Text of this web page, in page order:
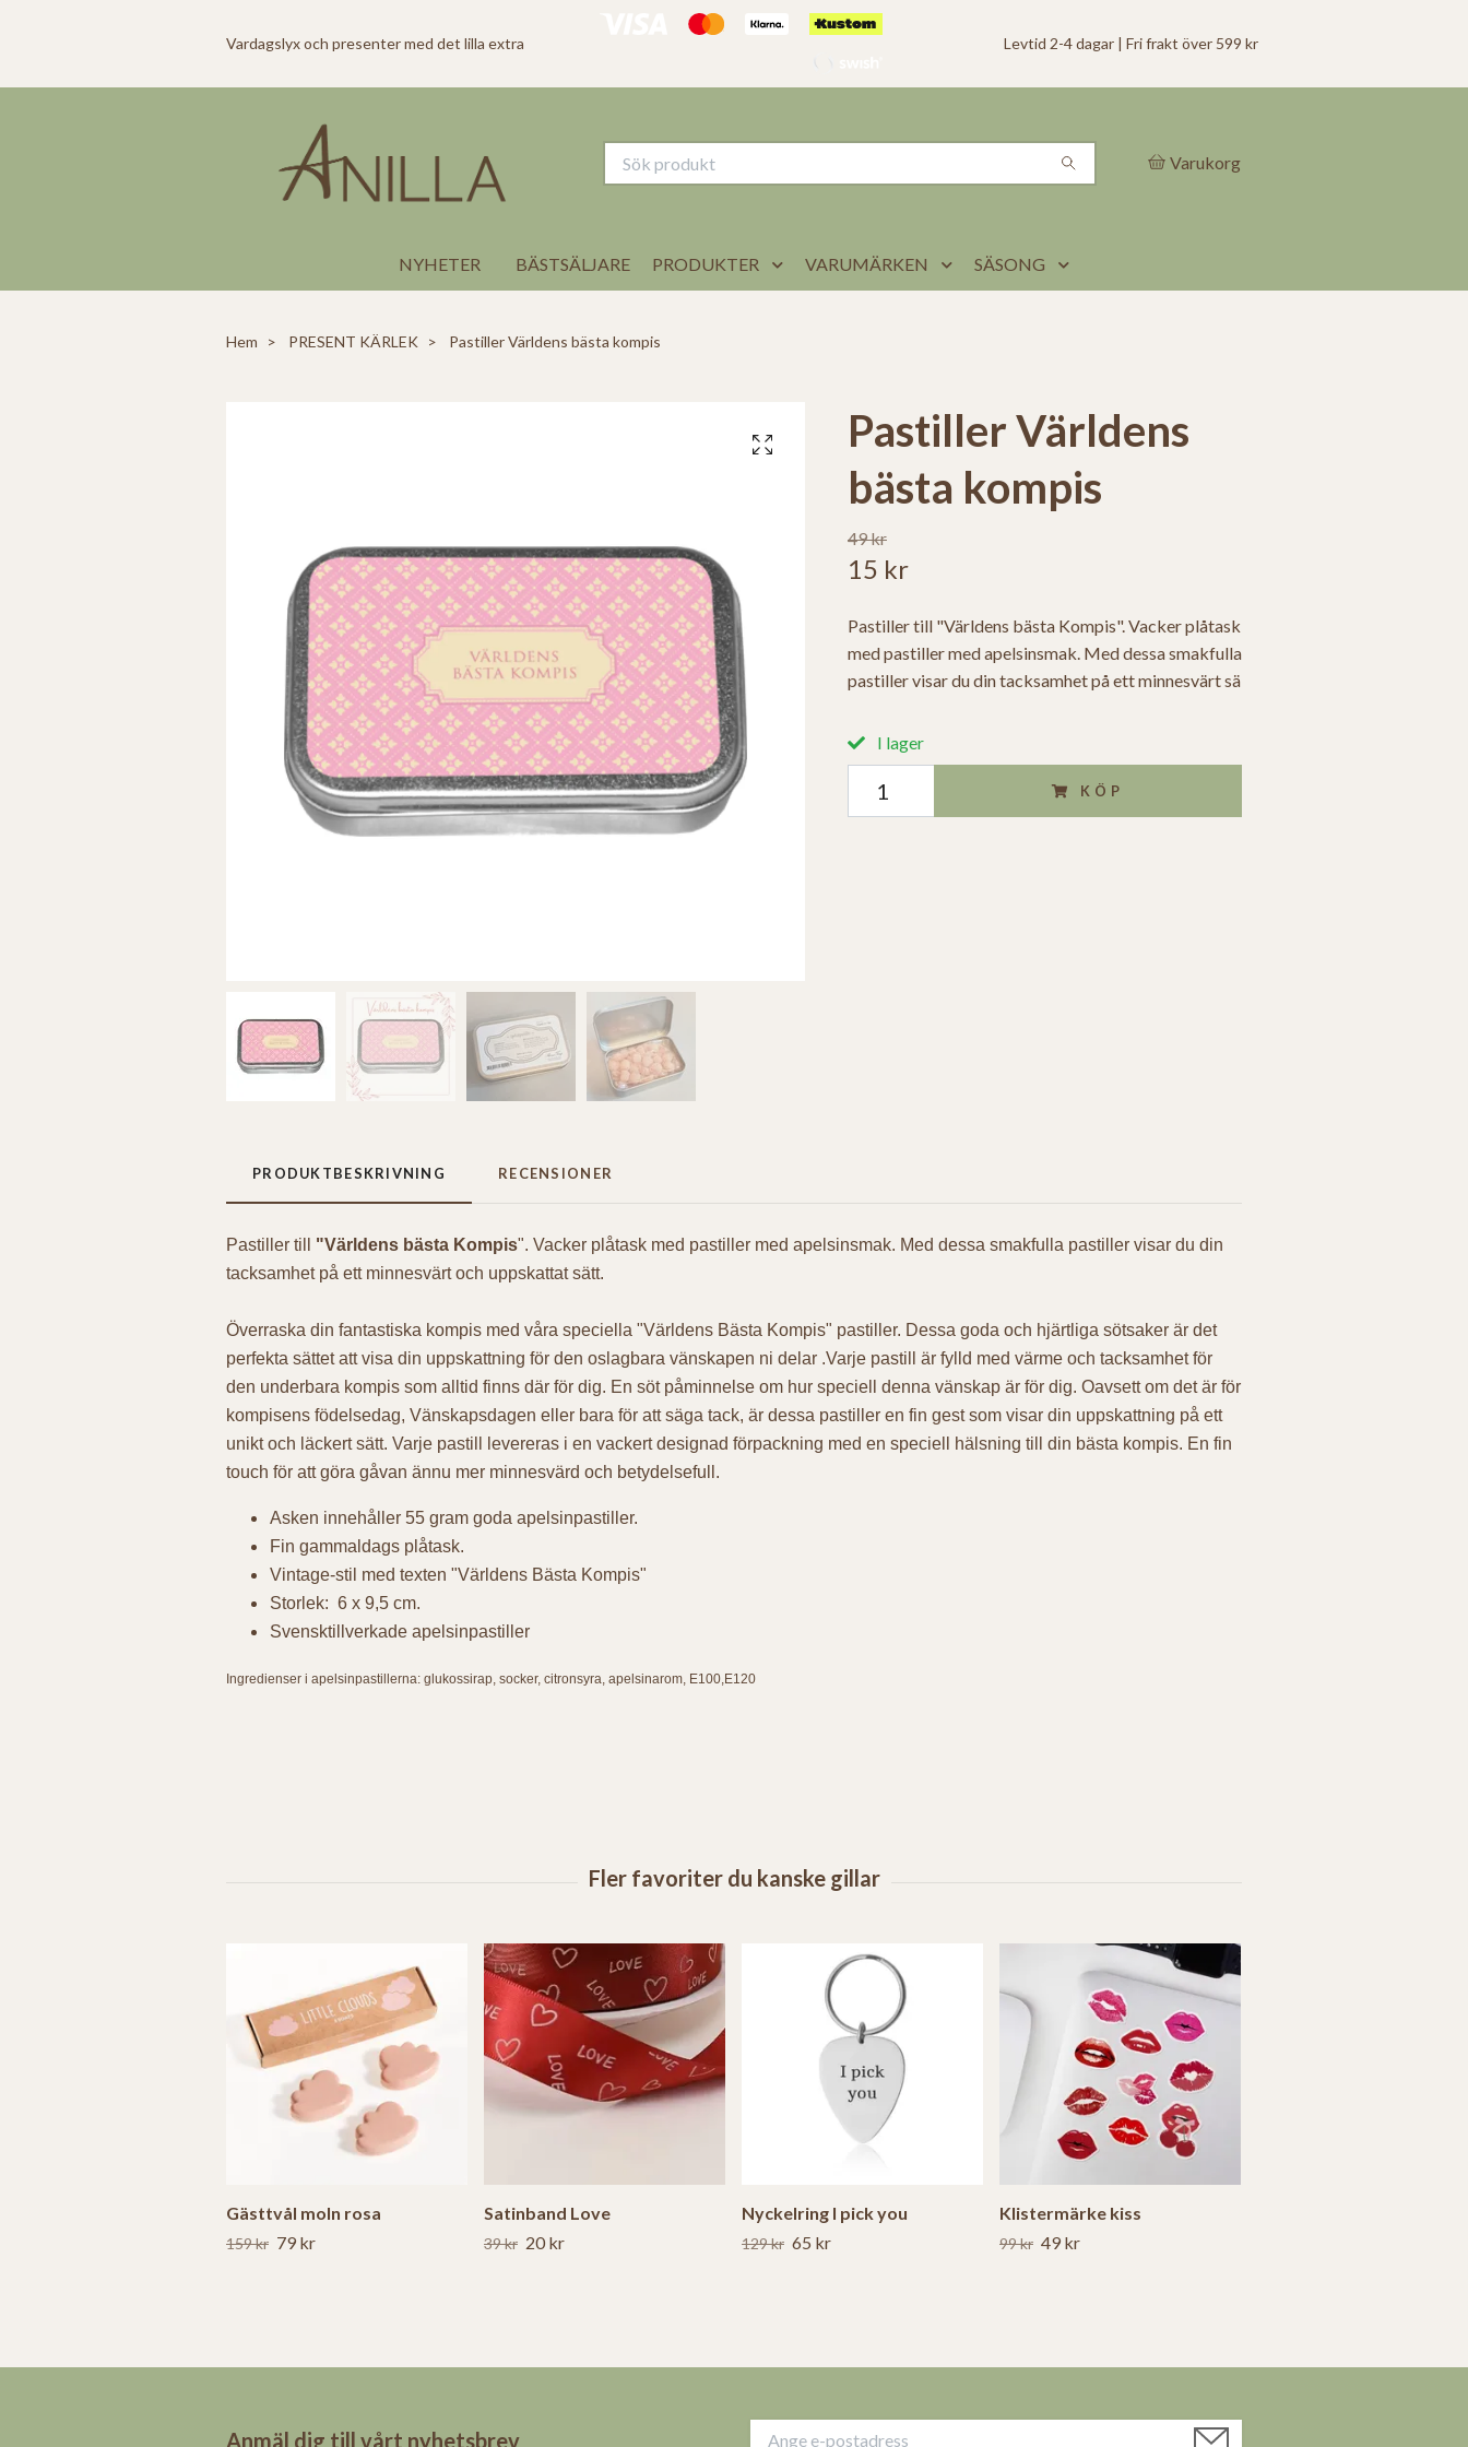
Vardagslyx och presenter med det lilla extra Levtid 2-4 dagar | Fri frakt över 599 kr
Varukorg
NYHETER BÄSTSÄLJARE PRODUKTER VARUMÄRKEN SÄSONG
Hem PRESENT KÄRLEK Pastiller Världens bästa kompis
Pastiller Världens
bästa kompis
49 kr
15 kr
Pastiller till "Världens bästa Kompis". Vacker plåtask
med pastiller med apelsinsmak. Med dessa smakfulla
pastiller visar du din tacksamhet på ett minnesvärt sä
I lager
KÖP
PRODUKTBESKRIVNING RECENSIONER
Pastiller till "Världens bästa Kompis". Vacker plåtask med pastiller med apelsinsmak. Med dessa smakfulla pastiller visar du din
tacksamhet på ett minnesvärt och uppskattat sätt.
Överraska din fantastiska kompis med våra speciella "Världens Bästa Kompis" pastiller. Dessa goda och hjärtliga sötsaker är det
perfekta sättet att visa din uppskattning för den oslagbara vänskapen ni delar .Varje pastill är fylld med värme och tacksamhet för
den underbara kompis som alltid finns där för dig. En söt påminnelse om hur speciell denna vänskap är för dig. Oavsett om det är för
kompisens födelsedag, Vänskapsdagen eller bara för att säga tack, är dessa pastiller en fin gest som visar din uppskattning på ett
unikt och läckert sätt. Varje pastill levereras i en vackert designad förpackning med en speciell hälsning till din bästa kompis. En fin
touch för att göra gåvan ännu mer minnesvärd och betydelsefull.
Asken innehåller 55 gram goda apelsinpastiller.
Fin gammaldags plåtask.
Vintage-stil med texten "Världens Bästa Kompis"
Storlek: 6 x 9,5 cm.
Svensktillverkade apelsinpastiller
Ingredienser i apelsinpastillerna: glukossirap, socker, citronsyra, apelsinarom, E100,E120
Gästtvål moln rosa
159 kr 79 kr
Satinband Love
39 kr 20 kr
Nyckelring I pick you
129 kr 65 kr
Klistermärke kiss
99 kr 49 kr
Anmäl dig till vårt nyhetsbrev